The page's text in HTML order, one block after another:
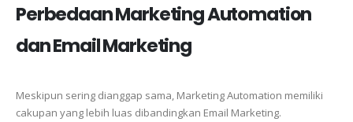
Perbedaan Marketing Automation
dan Email Marketing
Meskipun sering dianggap sama, Marketing Automation memiliki
cakupan yang lebih luas dibandingkan Email Marketing.